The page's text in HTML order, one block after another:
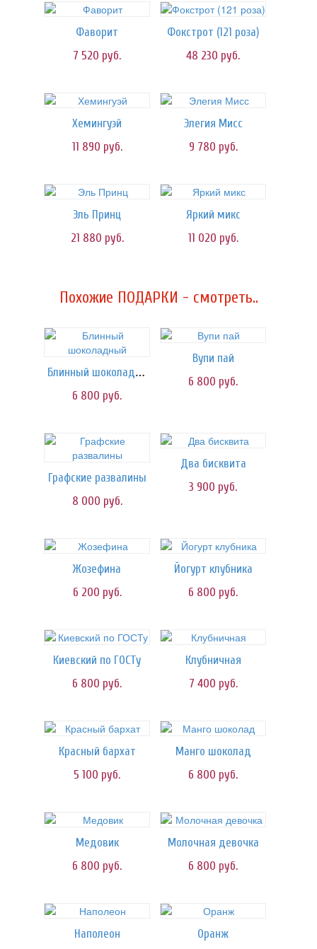
Фаворит
7 520 руб.
Фокстрот (121 роза)
48 230 руб.
Хемингуэй
11 890 руб.
Элегия Мисс
9 780 руб.
Эль Принц
21 880 руб.
Яркий микс
11 020 руб.
Похожие ПОДАРКИ - смотреть..
Блинный шоколадный
6 800 руб.
Вупи пай
6 800 руб.
Графские развалины
8 000 руб.
Два бисквита
3 900 руб.
Жозефина
6 200 руб.
Йогурт клубника
6 800 руб.
Киевский по ГОСТу
6 800 руб.
Клубничная
7 400 руб.
Красный бархат
5 100 руб.
Манго шоколад
6 800 руб.
Медовик
6 800 руб.
Молочная девочка
6 800 руб.
Наполеон Оранж